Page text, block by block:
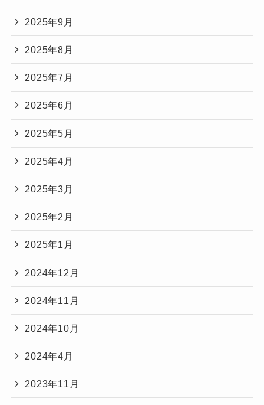
2025年9月
2025年8月
2025年7月
2025年6月
2025年5月
2025年4月
2025年3月
2025年2月
2025年1月
2024年12月
2024年11月
2024年10月
2024年4月
2023年11月